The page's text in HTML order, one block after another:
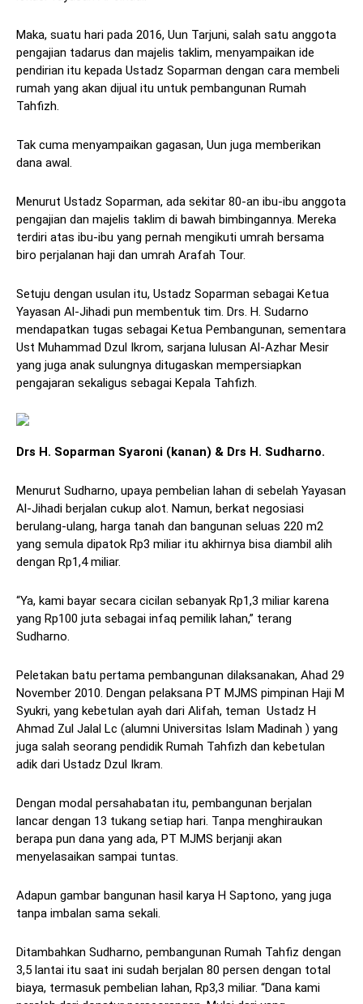
Maka, suatu hari pada 2016, Uun Tarjuni, salah satu anggota
pengajian tadarus dan majelis taklim, menyampaikan ide
pendirian itu kepada Ustadz Soparman dengan cara membeli
rumah yang akan dijual itu untuk pembangunan Rumah
Tahfizh.
Tak cuma menyampaikan gagasan, Uun juga memberikan
dana awal.
Menurut Ustadz Soparman, ada sekitar 80-an ibu-ibu anggota
pengajian dan majelis taklim di bawah bimbingannya. Mereka
terdiri atas ibu-ibu yang pernah mengikuti umrah bersama
biro perjalanan haji dan umrah Arafah Tour.
Setuju dengan usulan itu, Ustadz Soparman sebagai Ketua
Yayasan Al-Jihadi pun membentuk tim. Drs. H. Sudarno
mendapatkan tugas sebagai Ketua Pembangunan, sementara
Ust Muhammad Dzul Ikrom, sarjana lulusan Al-Azhar Mesir
yang juga anak sulungnya ditugaskan mempersiapkan
pengajaran sekaligus sebagai Kepala Tahfizh.
Drs H. Soparman Syaroni (kanan) & Drs H. Sudharno.
Menurut Sudharno, upaya pembelian lahan di sebelah Yayasan
Al-Jihadi berjalan cukup alot. Namun, berkat negosiasi
berulang-ulang, harga tanah dan bangunan seluas 220 m2
yang semula dipatok Rp3 miliar itu akhirnya bisa diambil alih
dengan Rp1,4 miliar.
“Ya, kami bayar secara cicilan sebanyak Rp1,3 miliar karena
yang Rp100 juta sebagai infaq pemilik lahan,” terang
Sudharno.
Peletakan batu pertama pembangunan dilaksanakan, Ahad 29
November 2010. Dengan pelaksana PT MJMS pimpinan Haji M
Syukri, yang kebetulan ayah dari Alifah, teman Ustadz H
Ahmad Zul Jalal Lc (alumni Universitas Islam Madinah ) yang
juga salah seorang pendidik Rumah Tahfizh dan kebetulan
adik dari Ustadz Dzul Ikram.
Dengan modal persahabatan itu, pembangunan berjalan
lancar dengan 13 tukang setiap hari. Tanpa menghiraukan
berapa pun dana yang ada, PT MJMS berjanji akan
menyelasaikan sampai tuntas.
Adapun gambar bangunan hasil karya H Saptono, yang juga
tanpa imbalan sama sekali.
Ditambahkan Sudharno, pembangunan Rumah Tahfiz dengan
3,5 lantai itu saat ini sudah berjalan 80 persen dengan total
biaya, termasuk pembelian lahan, Rp3,3 miliar. “Dana kami